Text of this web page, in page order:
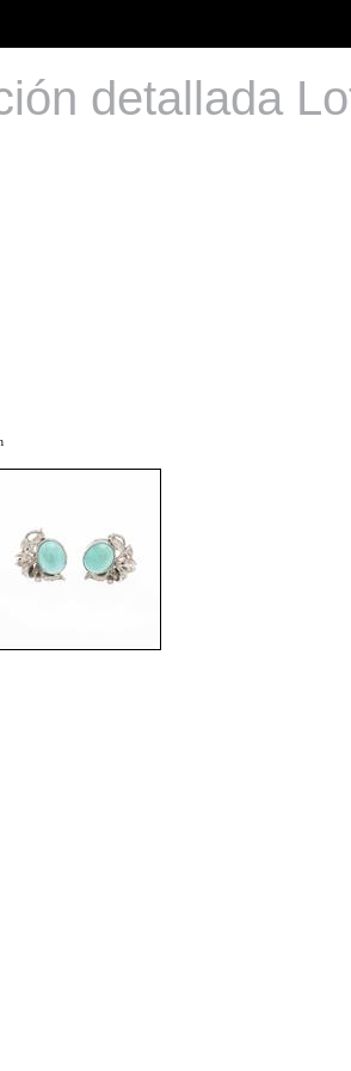
detallada